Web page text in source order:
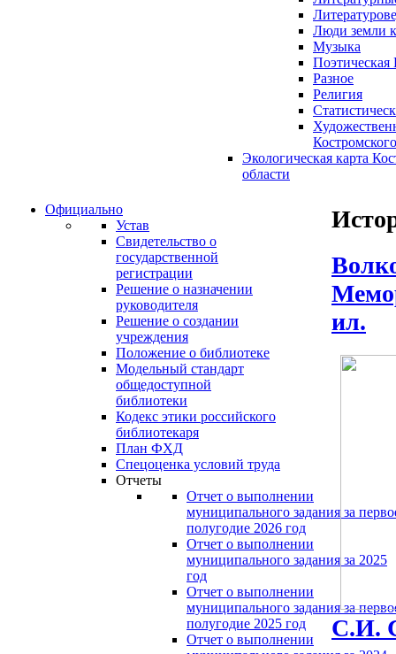
Люди земли
Музыка
Поэтическая
Разное
Религия
Экологическая карта
области
Официально
Устав
Свидетельство о
государственной
регистрации
Решение о назначении
руководителя
Решение о создании
учреждения
Положение о библиотеке
Модельный стандарт
общедоступной
библиотеки
Кодекс этики российского
библиотекаря
План ФХД
Спецоценка условий труда
Отчеты
Отчет о выполнении
муниципального задания за
полугодие 2026 год
Отчет о выполнении
муниципального задания за 2025
год
Отчет о выполнении
муниципального задания за
полугодие 2025 год
Отчет о выполнении
ил.
С.И.